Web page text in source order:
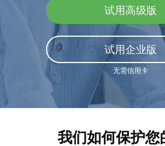
立即购买 试用企业版
无需信用卡
试用高级版
我们如何保护您